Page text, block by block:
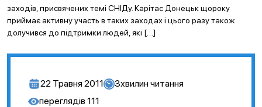
заходів, присвячених темі СНІДу. Карітас Донецьк щороку
приймає активну участь в таких заходах і цього разу також
долучився до підтримки людей, які […]
22 Травня 2011 3хвилин читання
переглядів 111